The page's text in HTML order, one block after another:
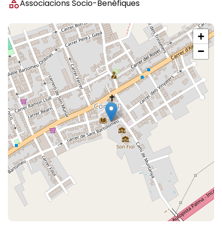
categoryAssociacions Socio-Benèfiques
+
−